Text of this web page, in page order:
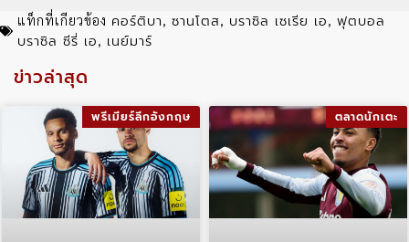
แท็กที่เกียวข้อง คอร์ติบา, ซานโตส, บราซิล เซเรีย เอ, ฟุตบอล
บราซิล ซีรี่ เอ, เนย์มาร์
ข่าวล่าสุด
พรีเมียร์ลีกอังกฤษ ตลาดนักเตะ